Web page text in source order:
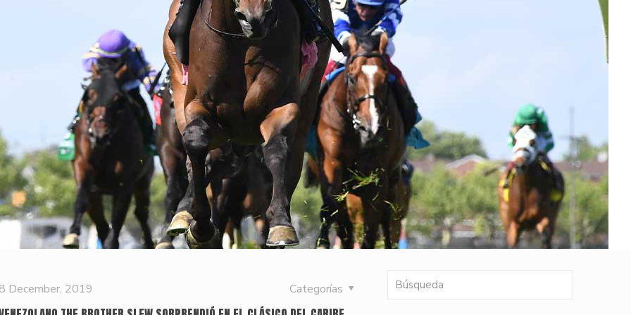
December, 2019 Categorías